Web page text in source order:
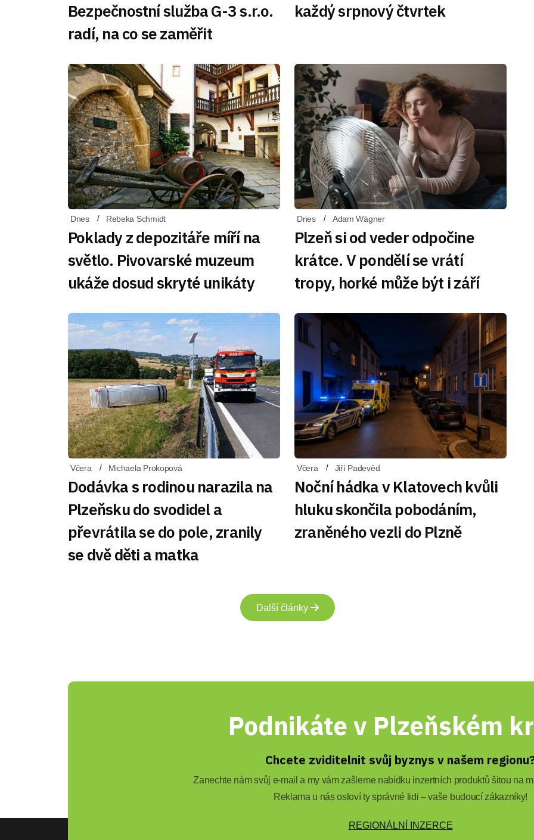
Bezpečnostní služba G-3 s.r.o.
radí, na co se zaměřit
každý srpnový čtvrtek
Dnes Rebeka Schmidt
Poklady z depozitáře míří na
světlo. Pivovarské muzeum
ukáže dosud skryté unikáty
Dnes Adam Wágner
Plzeň si od veder odpočine
krátce. V pondělí se vrátí
tropy, horké může být i září
Včera Michaela Prokopová
Dodávka s rodinou narazila na
Plzeňsku do svodidel a
převrátila se do pole, zranily
se dvě děti a matka
Včera Jiří Padevěd
Noční hádka v Klatovech kvůli
hluku skončila pobodáním,
zraněného vezli do Plzně
Další články
Podnikáte v Plzeňském
Chcete zviditelnit svůj byznys v našem
Zanechte nám svůj e-mail a my vám zašleme nabídku inzertních produktů šitou na
Reklama u nás osloví ty správné lidi – vaše budoucí zákazníky!
REGIONÁLNÍ INZERCE